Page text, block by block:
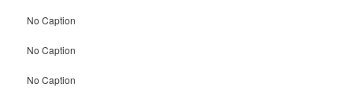
No Caption
No Caption
No Caption